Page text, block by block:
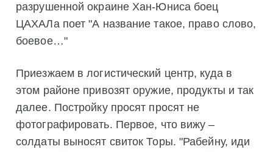
разрушенной окраине Хан-Юниса боец
ЦАХАЛа поет "А название такое, право слово,
боевое…"
Приезжаем в логистический центр, куда в
этом районе привозят оружие, продукты и так
далее. Постройку просят просят не
фотографировать. Первое, что вижу –
солдаты выносят свиток Торы. "Рабейну, иди